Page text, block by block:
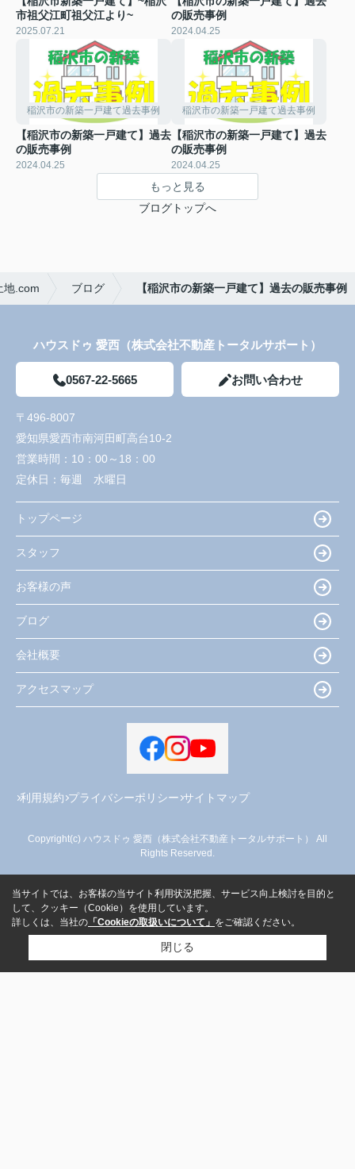
市祖父江町祖父江より~
2025.07.21
の販売事例
2024.04.25
稲沢市の新築一戸建て過去事例
【稲沢市の新築一戸建て】過去
の販売事例
2024.04.25
稲沢市の新築一戸建て過去事例
【稲沢市の新築一戸建て】過去
の販売事例
2024.04.25
もっと見る
ブログトップへ
地.com ブログ 【稲沢市の新築一戸建て】過去の販売事例
ハウスドゥ 愛西（株式会社不動産トータルサポート）
0567-22-5665 お問い合わせ
〒496-8007
愛知県愛西市南河田町高台10-2
営業時間： 10：00～18：00
定休日： 毎週 水曜日
トップページ
スタッフ
お客様の声
ブログ
会社概要
アクセスマップ
利用規約 プライバシーポリシー サイトマップ
Copyright(c) ハウスドゥ 愛西（株式会社不動産トータルサポート） All
Rights Reserved.
当サイトでは、お客様の当サイト利用状況把握、サービス向上検討を目的と
して、クッキー（Cookie）を使用しています。
詳しくは、当社の 「Cookieの取扱いについて」 をご確認ください。
閉じる